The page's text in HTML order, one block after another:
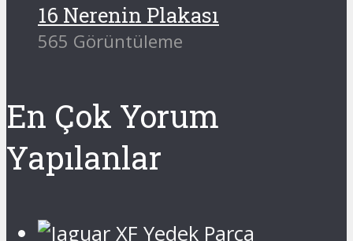
16 Nerenin Plakası
565 Görüntüleme
En Çok Yorum
Yapılanlar